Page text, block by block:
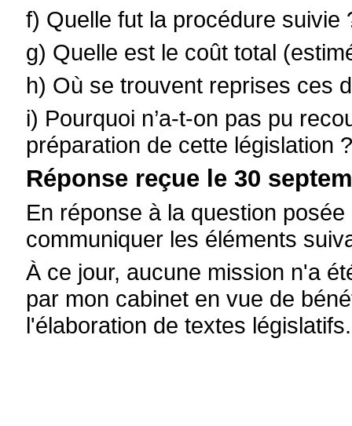
f) Quelle fut la procédure suivie
g) Quelle est le coût total
h) Où se trouvent reprises ces
i) Pourquoi n’a-t-on pas pu
préparation de cette législation
Réponse reçue le 30
En réponse à la question
communiquer les éléments
À ce jour, aucune mission n'a
par mon cabinet en vue de
l'élaboration de textes législatifs.